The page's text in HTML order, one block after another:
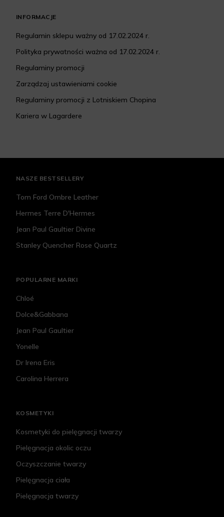
INFORMACJE
Regulamin sklepu ważny od 17.02.2024 r.
Polityka prywatności ważna od 17.02.2024 r.
Regulaminy promocji
Zarządzaj ustawieniami cookie
Regulaminy promocji z Lotniskiem Chopina
Kariera w Lagardere
NASZE BESTSELLERY
Tom Ford Ombre Leather
Hermes Terre D'Hermes
Jean Paul Gaultier Divine
Stanley Quencher Rose Quartz
POPULARNE MARKI
Chloé
Dolce&Gabbana
Jean Paul Gaultier
Yonelle
Dr Irena Eris
Carolina Herrera
KOSMETYKI
Kosmetyki do pielęgnacji twarzy
Pielęgnacja okolic oczu
Oczyszczanie twarzy
Pielęgnacja ciała
Pielęgnacja twarzy